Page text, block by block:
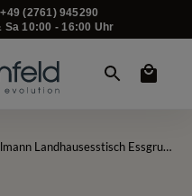
(2761) 945290
Sa 10:00 - 16:00 Uhr
Deelmann Landhausesstisch Essgruppe